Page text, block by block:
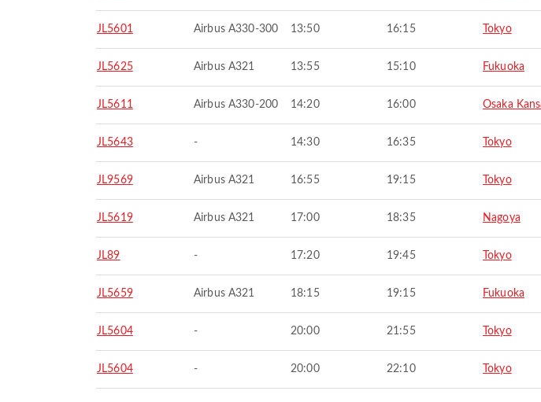
JL5601 Airbus A330-300 13:50 16:15 Tokyo
JL5625 Airbus A321 13:55 15:10 Fukuoka
JL5611 Airbus A330-200 14:20 16:00 Osaka
JL5643 - 14:30 16:35 Tokyo
JL9569 Airbus A321 16:55 19:15 Tokyo
JL5619 Airbus A321 17:00 18:35 Nagoya
JL89 - 17:20 19:45 Tokyo
JL5659 Airbus A321 18:15 19:15 Fukuoka
JL5604 - 20:00 21:55 Tokyo
JL5604 - 20:00 22:10 Tokyo